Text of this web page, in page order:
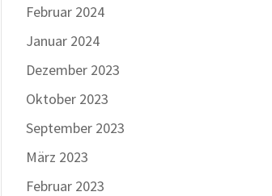
Februar 2024
Januar 2024
Dezember 2023
Oktober 2023
September 2023
März 2023
Februar 2023